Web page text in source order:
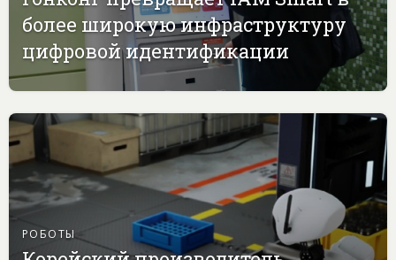
более широкую инфраструктуру
цифровой идентификации
РОБОТЫ